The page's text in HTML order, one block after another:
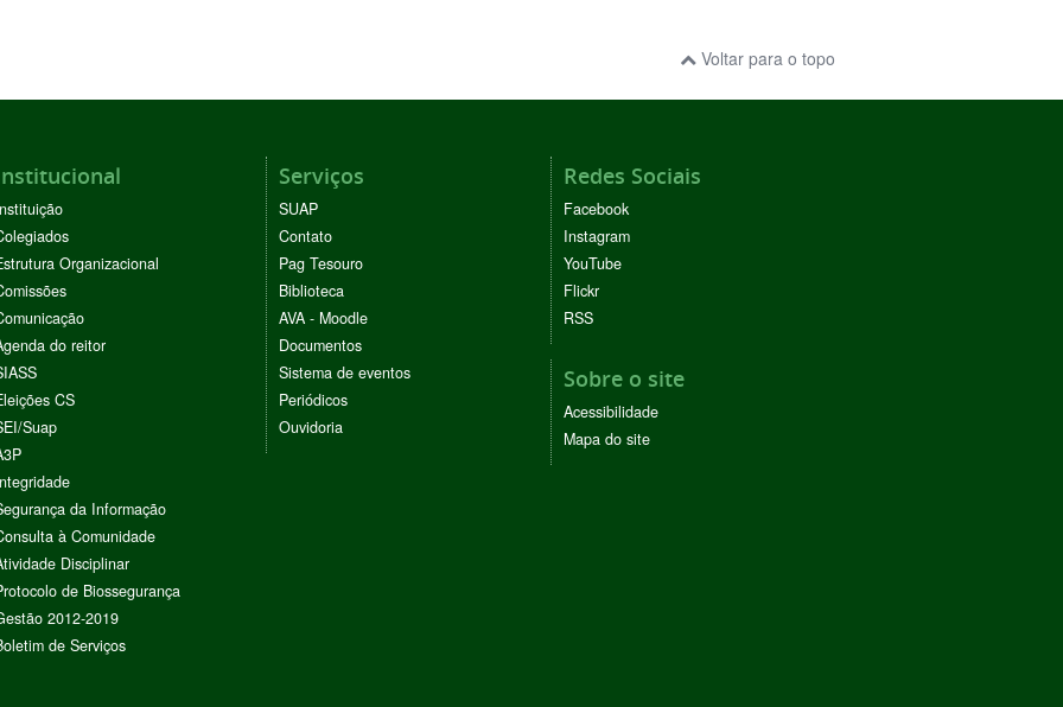
Voltar para o topo
Organizacional
do reitor
CS
Suap
da Informação
à Comunidade
Disciplinar
de Biossegurança
2012-2019
de Serviços
Serviços
SUAP
Contato
Pag Tesouro
Biblioteca
AVA - Moodle
Documentos
Sistema de eventos
Periódicos
Ouvidoria
Redes Sociais
Facebook
Instagram
YouTube
Flickr
RSS
Sobre o site
Acessibilidade
Mapa do site